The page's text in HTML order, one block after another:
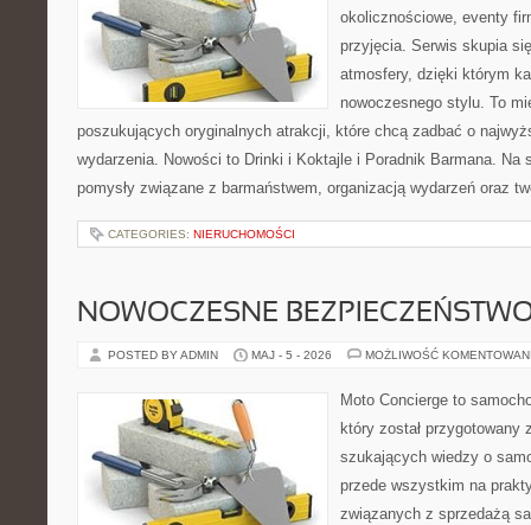
okolicznościowe, eventy
przyjęcia. Serwis skupia
atmosfery, dzięki którym
nowoczesnego stylu. To
poszukujących oryginalnych atrakcji, które chcą zadbać o
wydarzenia. Nowości to Drinki i Koktajle i Poradnik Barmana. Na
pomysły związane z barmaństwem, organizacją wydarzeń oraz
CATEGORIES: NIERUCHOMOŚCI
NOWOCZESNE
POSTED BY ADMIN MAJ - 5 - 2026 MOŻLIWOŚĆ
Moto Concierge to
który został przygotowany
szukających wiedzy o
przede wszystkim na
związanych z sprzedażą